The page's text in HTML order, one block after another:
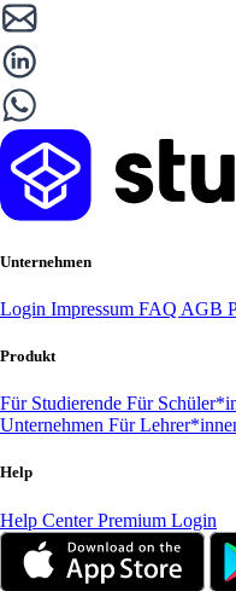
Unternehmen
Login Impressum FAQ AGB
Produkt
Für Studierende Für
Unternehmen Für
Help
Help CenterPremium Login